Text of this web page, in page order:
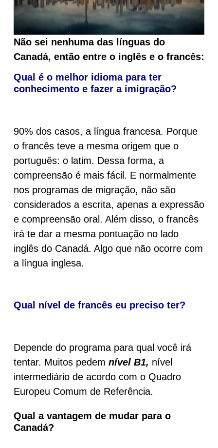
Não sei nenhuma das línguas do
Canadá, então entre o inglês e o francês:
Qual é o melhor idioma para ter
conhecimento e fazer a imigração?
90% dos casos, a língua francesa. Porque
o francês teve a mesma origem que o
português: o latim. Dessa forma, a
compreensão é mais fácil. E normalmente
nos programas de migração, não são
considerados a escrita, apenas a expressão
e compreensão oral. Além disso, o francês
irá te dar a mesma pontuação no lado
inglês do Canadá. Algo que não ocorre com
a língua inglesa.
Qual nível de francês eu preciso ter?
Depende do programa para qual você irá
tentar. Muitos pedem nível B1, nível
intermediário de acordo com o Quadro
Europeu Comum de Referência.
Qual a vantagem de mudar para o
Canadá?